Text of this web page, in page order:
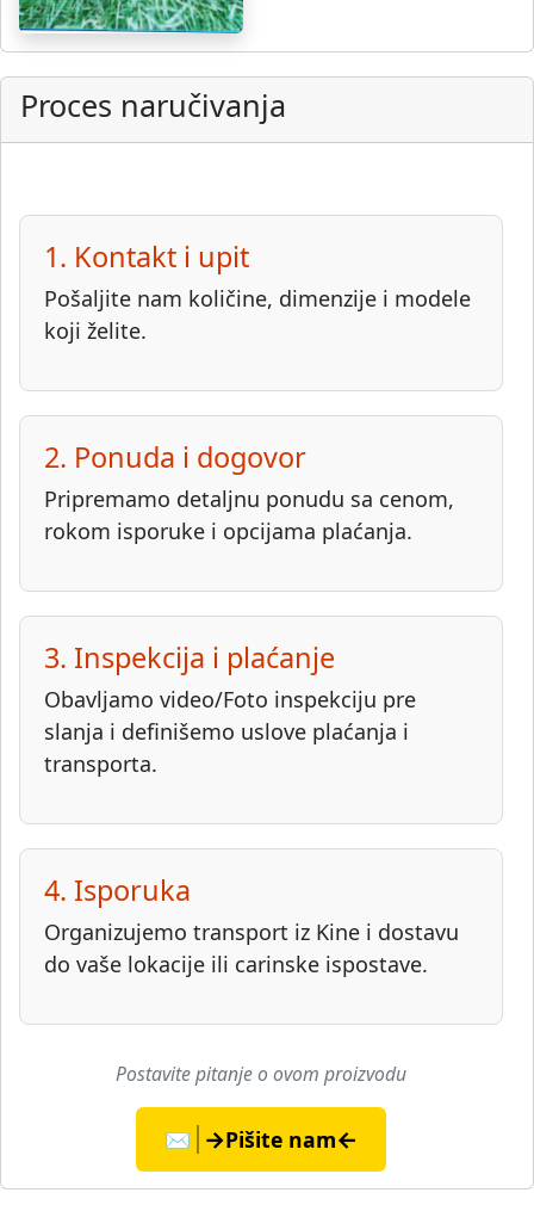
Proces naručivanja
1. Kontakt i upit
Pošaljite nam količine, dimenzije i modele
koji želite.
2. Ponuda i dogovor
Pripremamo detaljnu ponudu sa cenom,
rokom isporuke i opcijama plaćanja.
3. Inspekcija i plaćanje
Obavljamo video/Foto inspekciju pre
slanja i definišemo uslove plaćanja i
transporta.
4. Isporuka
Organizujemo transport iz Kine i dostavu
do vaše lokacije ili carinske ispostave.
Postavite pitanje o ovom proizvodu
✉️ →Pišite nam←